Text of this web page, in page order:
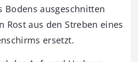
Bodens ausgeschnitten
Rost aus den Streben eines
ersetzt.